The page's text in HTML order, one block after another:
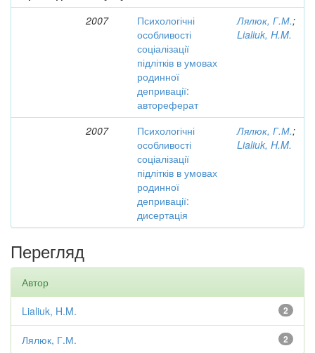
2007
Психологічні
особливості
соціалізації
підлітків в умовах
родинної
депривації:
автореферат
Лялюк, Г.М.;
Lialiuk, H.M.
2007
Психологічні
особливості
соціалізації
підлітків в умовах
родинної
депривації:
дисертація
Лялюк, Г.М.;
Lialiuk, H.M.
Перегляд
Автор
2
Lialiuk, H.M.
2
Лялюк, Г.М.